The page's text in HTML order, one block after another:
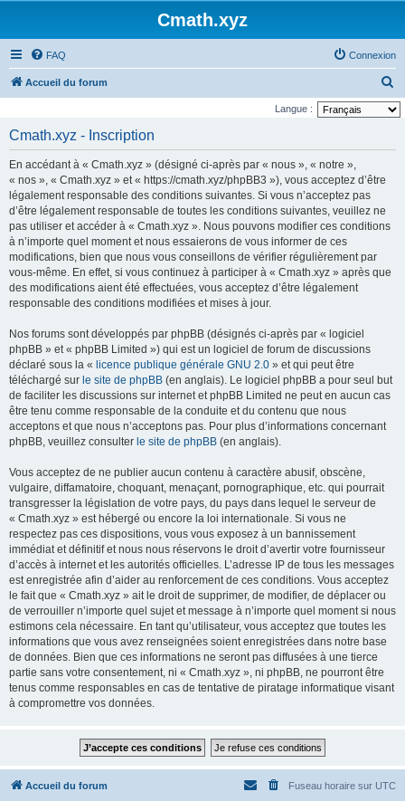
Cmath.xyz
FAQ Connexion
Accueil du forum
e
Langue :
Cmath.xyz - Inscription
En accédant à « Cmath.xyz » (désigné ci-après par « nous », « notre »,
« nos », « Cmath.xyz » et « https://cmath.xyz/phpBB3 »), vous acceptez d’être
légalement responsable des conditions suivantes. Si vous n’acceptez pas
d’être légalement responsable de toutes les conditions suivantes, veuillez ne
pas utiliser et accéder à « Cmath.xyz ». Nous pouvons modifier ces conditions
à n’importe quel moment et nous essaierons de vous informer de ces
modifications, bien que nous vous conseillons de vérifier régulièrement par
vous-même. En effet, si vous continuez à participer à « Cmath.xyz » après que
des modifications aient été effectuées, vous acceptez d’être légalement
responsable des conditions modifiées et mises à jour.
Nos forums sont développés par phpBB (désignés ci-après par « logiciel
phpBB » et « phpBB Limited ») qui est un logiciel de forum de discussions
déclaré sous la « licence publique générale GNU 2.0 » et qui peut être
téléchargé sur le site de phpBB (en anglais). Le logiciel phpBB a pour seul but
de faciliter les discussions sur internet et phpBB Limited ne peut en aucun cas
être tenu comme responsable de la conduite et du contenu que nous
acceptons et que nous n’acceptons pas. Pour plus d’informations concernant
phpBB, veuillez consulter le site de phpBB (en anglais).
Vous acceptez de ne publier aucun contenu à caractère abusif, obscène,
vulgaire, diffamatoire, choquant, menaçant, pornographique, etc. qui pourrait
transgresser la législation de votre pays, du pays dans lequel le serveur de
« Cmath.xyz » est hébergé ou encore la loi internationale. Si vous ne
respectez pas ces dispositions, vous vous exposez à un bannissement
immédiat et définitif et nous nous réservons le droit d’avertir votre fournisseur
d’accès à internet et les autorités officielles. L’adresse IP de tous les messages
est enregistrée afin d’aider au renforcement de ces conditions. Vous acceptez
le fait que « Cmath.xyz » ait le droit de supprimer, de modifier, de déplacer ou
de verrouiller n’importe quel sujet et message à n’importe quel moment si nous
estimons cela nécessaire. En tant qu’utilisateur, vous acceptez que toutes les
informations que vous avez renseignées soient enregistrées dans notre base
de données. Bien que ces informations ne seront pas diffusées à une tierce
partie sans votre consentement, ni « Cmath.xyz », ni phpBB, ne pourront être
tenus comme responsables en cas de tentative de piratage informatique visant
à compromettre vos données.
Accueil du forum Fuseau horaire sur UTC